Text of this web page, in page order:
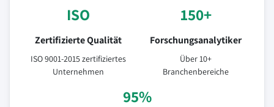
ISO
Zertifizierte Qualität
ISO 9001-2015 zertifiziertes
Unternehmen
150+
Forschungsanalytiker
Über 10+
Branchenbereiche
95%